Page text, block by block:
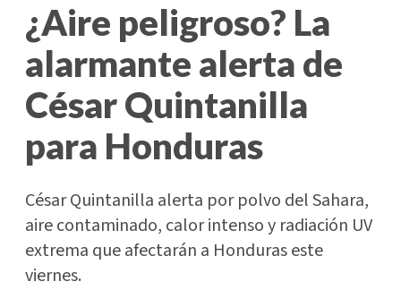
¿Aire peligroso? La
alarmante alerta de
César Quintanilla
para Honduras
César Quintanilla alerta por polvo del Sahara,
aire contaminado, calor intenso y radiación UV
extrema que afectarán a Honduras este
viernes.